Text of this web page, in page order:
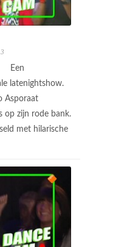
Een
latenightshow.
Asporaat
op zijn rode bank.
met hilarische